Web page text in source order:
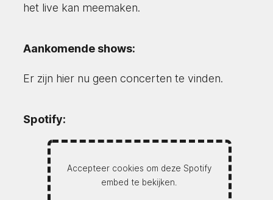
het live kan meemaken.
Aankomende shows:
Er zijn hier nu geen concerten te vinden.
Spotify:
Accepteer cookies om deze Spotify
embed te bekijken.